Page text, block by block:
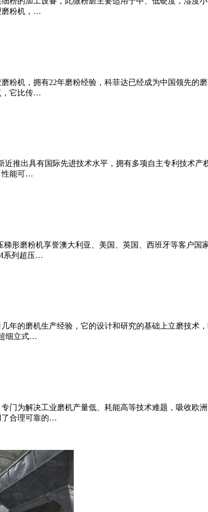
磨粉机，…
粉机，拥有22年磨粉经验，科菲达已经成为中国领先
，它比传…
近推出具有国际先进技术水平，拥有多项自主专利技术
性能可…
梯形磨粉机享誉澳大利亚、美国、英国、西班牙等客户
系列超压…
年的磨机生产经验，它的设计和研究的基础上立磨技
细立式…
门为解决工业磨机产量低、耗能高等技术难题，吸收
了合理可靠的…